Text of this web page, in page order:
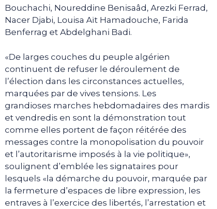
Bouchachi, Noureddine Benisaâd, Arezki Ferrad,
Nacer Djabi, Louisa Aït Hamadouche, Farida
Benferrag et Abdelghani Badi.
«De larges couches du peuple algérien
continuent de refuser le déroulement de
l’élection dans les circonstances actuelles,
marquées par de vives tensions. Les
grandioses marches hebdomadaires des mardis
et vendredis en sont la démonstration tout
comme elles portent de façon réitérée des
messages contre la monopolisation du pouvoir
et l’autoritarisme imposés à la vie politique»,
soulignent d’emblée les signataires pour
lesquels «la démarche du pouvoir, marquée par
la fermeture d’espaces de libre expression, les
entraves à l’exercice des libertés, l’arrestation et